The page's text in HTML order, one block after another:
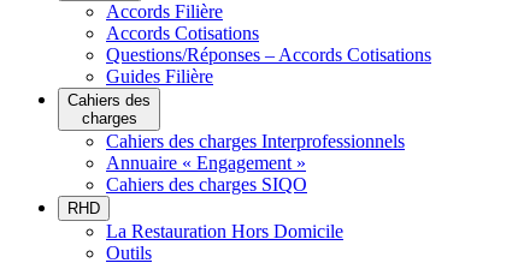
Accords Filière
Accords Cotisations
Questions/Réponses – Accords Cotisations
Guides Filière
Cahiers des
charges
Cahiers des charges Interprofessionnels
Annuaire « Engagement »
Cahiers des charges SIQO
RHD
La Restauration Hors Domicile
Outils